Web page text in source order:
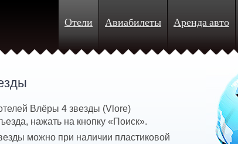
Отели Авиабилеты Аренда авто
Влёры 4 звезды (Vlore)
нажать на кнопку «Поиск».
можно при наличии пластиковой